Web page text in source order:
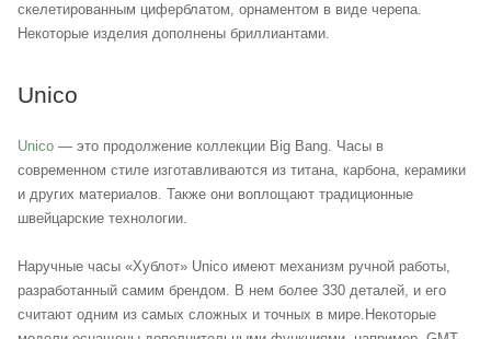
скелетированным циферблатом, орнаментом в виде черепа.
Некоторые изделия дополнены бриллиантами.
Unico
Unico — это продолжение коллекции Big Bang. Часы в
современном стиле изготавливаются из титана, карбона, керамики
и других материалов. Также они воплощают традиционные
швейцарские технологии.
Наручные часы «Хублот» Unico имеют механизм ручной работы,
разработанный самим брендом. В нем более 330 деталей, и его
считают одним из самых сложных и точных в мире.Некоторые